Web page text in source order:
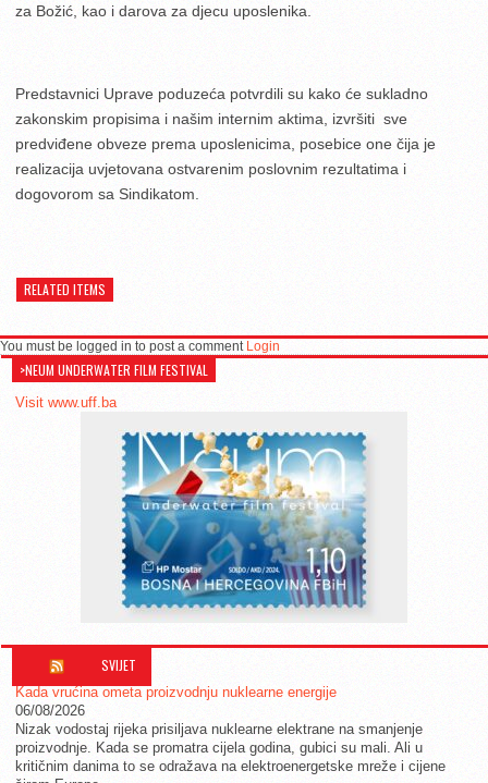
za Božić, kao i darova za djecu uposlenika.
Predstavnici Uprave poduzeća potvrdili su kako će sukladno
zakonskim propisima i našim internim aktima, izvršiti sve
predviđene obveze prema uposlenicima, posebice one čija je
realizacija uvjetovana ostvarenim poslovnim rezultatima i
dogovorom sa Sindikatom.
RELATED ITEMS
You must be logged in to post a comment Login
>NEUM UNDERWATER FILM FESTIVAL
Visit www.uff.ba
SVIJET
Kada vrućina ometa proizvodnju nuklearne energije
06/08/2026
Nizak vodostaj rijeka prisiljava nuklearne elektrane na smanjenje
proizvodnje. Kada se promatra cijela godina, gubici su mali. Ali u
kritičnim danima to se odražava na elektroenergetske mreže i cijene